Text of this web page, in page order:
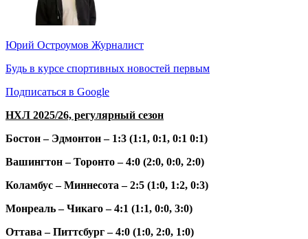
Юрий Остроумов Журналист
Будь в курсе спортивных новостей первым
Подписаться в Google
НХЛ 2025/26, регулярный сезон
Бостон – Эдмонтон – 1:3 (1:1, 0:1, 0:1 0:1)
Вашингтон – Торонто – 4:0 (2:0, 0:0, 2:0)
Коламбус – Миннесота – 2:5 (1:0, 1:2, 0:3)
Монреаль – Чикаго – 4:1 (1:1, 0:0, 3:0)
Оттава – Питтсбург – 4:0 (1:0, 2:0, 1:0)